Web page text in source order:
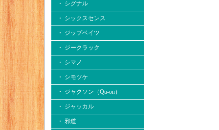
・ シグナル
・ シックスセンス
・ ジップベイツ
・ ジークラック
・ シマノ
・ シモツケ
・ ジャクソン（Qu-on）
・ ジャッカル
・ 邪道